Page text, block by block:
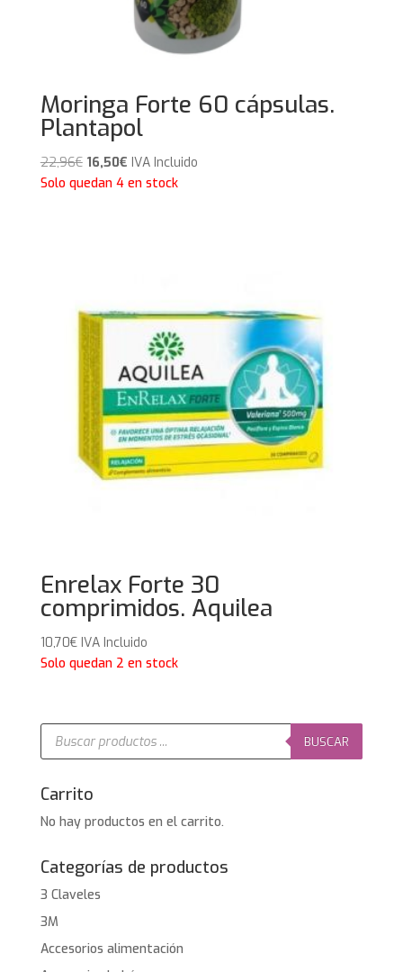
Moringa Forte 60 cápsulas.
Plantapol
22,96€ El
precio
16,50€El
precio
IVA Incluido
Solo quedan 4 en stock
Enrelax Forte 30
comprimidos. Aquilea
10,70€ IVA Incluido
Solo quedan 2 en stock
Búsqueda
productos
BUSCAR
Carrito
No hay productos en el carrito.
Categorías de productos
3 Claveles
3M
Accesorios alimentación